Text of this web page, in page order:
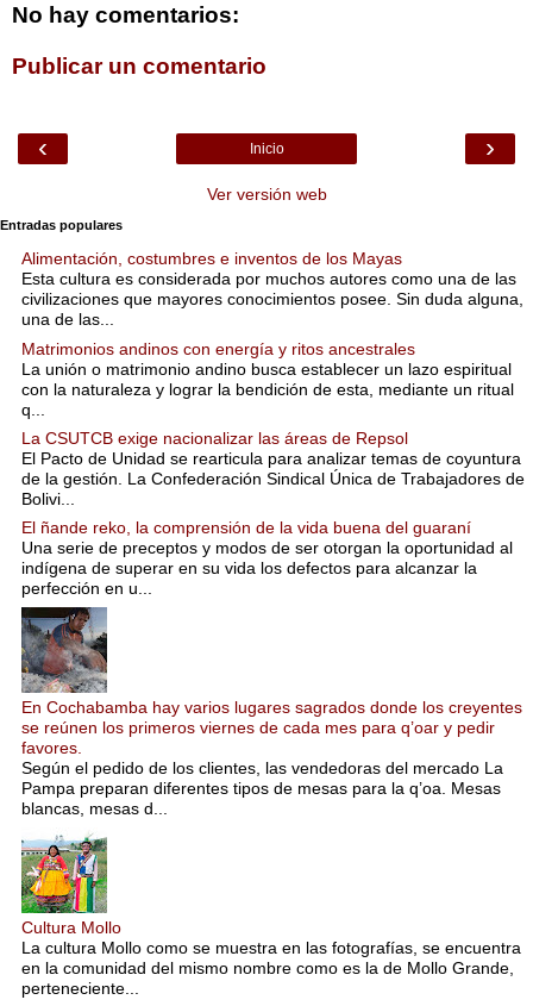
No hay comentarios:
Publicar un comentario
‹ ›
Inicio
Ver versión web
Entradas populares
Alimentación, costumbres e inventos de los Mayas
Esta cultura es considerada por muchos autores como una de las
civilizaciones que mayores conocimientos posee. Sin duda alguna,
una de las...
Matrimonios andinos con energía y ritos ancestrales
La unión o matrimonio andino busca establecer un lazo espiritual
con la naturaleza y lograr la bendición de esta, mediante un ritual
q...
La CSUTCB exige nacionalizar las áreas de Repsol
El Pacto de Unidad se rearticula para analizar temas de coyuntura
de la gestión. La Confederación Sindical Única de Trabajadores de
Bolivi...
El ñande reko, la comprensión de la vida buena del guaraní
Una serie de preceptos y modos de ser otorgan la oportunidad al
indígena de superar en su vida los defectos para alcanzar la
perfección en u...
En Cochabamba hay varios lugares sagrados donde los creyentes
se reúnen los primeros viernes de cada mes para q’oar y pedir
favores.
Según el pedido de los clientes, las vendedoras del mercado La
Pampa preparan diferentes tipos de mesas para la q’oa. Mesas
blancas, mesas d...
Cultura Mollo
La cultura Mollo como se muestra en las fotografías, se encuentra
en la comunidad del mismo nombre como es la de Mollo Grande,
perteneciente...